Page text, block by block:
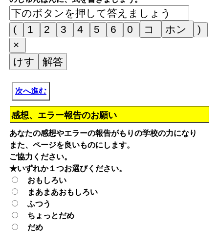
次へ進む
感想、エラー報告のお願い
あなたの感想やエラーの報告がもりの学校の力になり
また、ページを良いものにします。
ご協力ください。
★いずれか１つお選びください。
おもしろい
まあまあおもしろい
ふつう
ちょっとだめ
だめ